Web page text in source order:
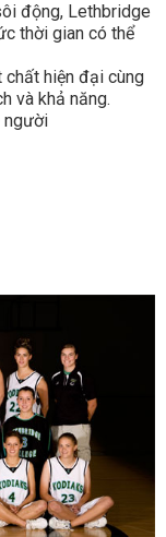
động, Lethbridge
thời gian có thể
hiện đại cùng
và khả năng.
người